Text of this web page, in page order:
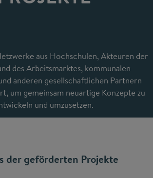
aus Hochschulen, Akteuren der
des Arbeitsmarktes, kommunalen
anderen gesellschaftlichen Partnern
um gemeinsam neuartige Konzepte zu
und umzusetzen.
der geförderten Projekte